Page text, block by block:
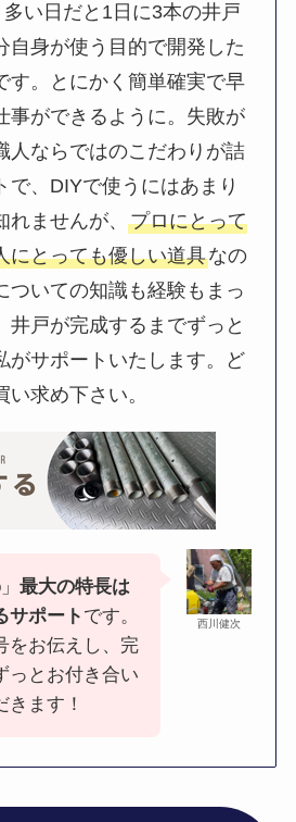
い日だと1日に3本の井戸
自身が使う目的で開発した
す。とにかく簡単確実で早
事ができるように。失敗が
人ならではのこだわりが詰
で、DIYで使うにはあまり
れませんが、プロにとって
にとっても優しい道具なの
ついての知識も経験もまっ
井戸が完成するまでずっと
がサポートいたします。ど
い求め下さい。
西川健次
最大の特長は
サポート です。
をお伝えし、完
っとお付き合い
きます！